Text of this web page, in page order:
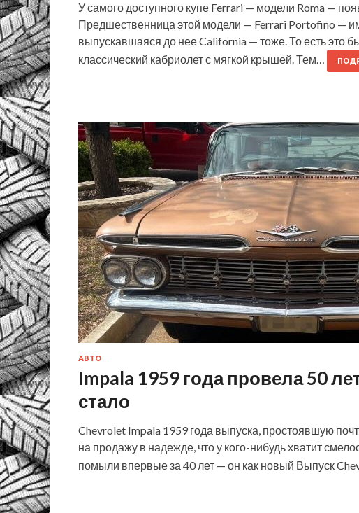
У самого доступного купе Ferrari — модели Roma —
Предшественница этой модели — Ferrari Portofino —
выпускавшаяся до нее California — тоже. То есть это
классический кабриолет с мягкой крышей. Тем…
АВТО
Impala 1959 года провела 50
стало
Chevrolet Impala 1959 года выпуска, простоявшую
на продажу в надежде, что у кого-нибудь хватит
помыли впервые за 40 лет — он как новый Выпуск